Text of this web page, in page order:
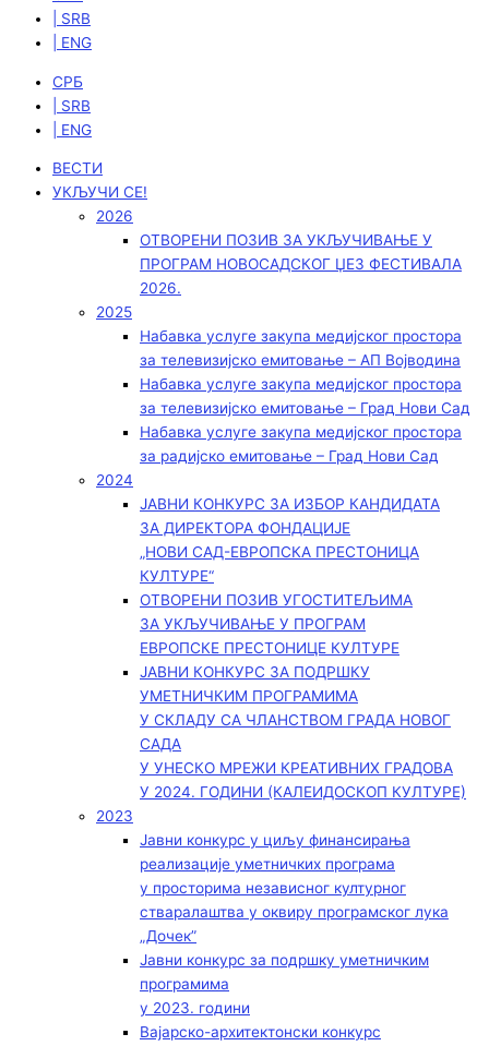
| SRB
| ENG
СРБ
| SRB
| ENG
ВЕСТИ
УКЉУЧИ СЕ!
2026
ОТВОРЕНИ ПОЗИВ ЗА УКЉУЧИВАЊЕ У
ПРОГРАМ НОВОСАДСКОГ ЏЕЗ ФЕСТИВАЛА
2026.
2025
Набавка услуге закупа медијског простора
за телевизијско емитовање – АП Војводинa
Набавка услуге закупа медијског простора
за телевизијско емитовање – Град Нови Сад
Набавка услуге закупа медијског простора
за радијско емитовање – Град Нови Сад
2024
ЈАВНИ КОНКУРС ЗА ИЗБОР КАНДИДАТА
ЗА ДИРЕКТОРА ФОНДАЦИЈЕ
„НОВИ САД-ЕВРОПСКА ПРЕСТОНИЦА
КУЛТУРЕ“
ОТВОРЕНИ ПОЗИВ УГОСТИТЕЉИМА
ЗА УКЉУЧИВАЊЕ У ПРОГРАМ
ЕВРОПСКЕ ПРЕСТОНИЦЕ КУЛТУРЕ
ЈАВНИ КОНКУРС ЗА ПОДРШКУ
УМЕТНИЧКИМ ПРОГРАМИМА
У СКЛАДУ СА ЧЛАНСТВОМ ГРАДА НОВОГ
САДА
У УНЕСКО МРЕЖИ КРЕАТИВНИХ ГРАДОВА
У 2024. ГОДИНИ (КАЛЕИДОСКОП КУЛТУРЕ)
2023
Јавни конкурс у циљу финансирања
реализације уметничких програма
у просторима независног културног
стваралаштва у оквиру програмског лука
„Дочек”
Јавни конкурс за подршку уметничким
програмима
у 2023. години
Вајарско-архитектонски конкурс